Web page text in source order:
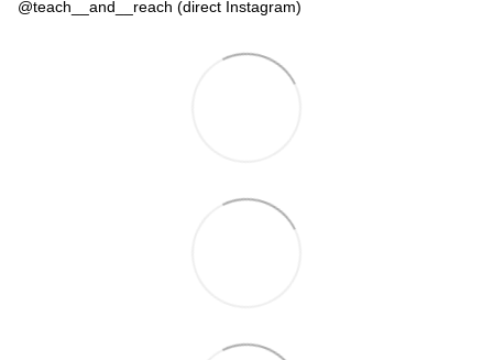
@teach__and__reach (direct Instagram)